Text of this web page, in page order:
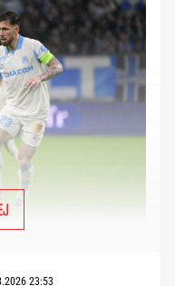
23:53